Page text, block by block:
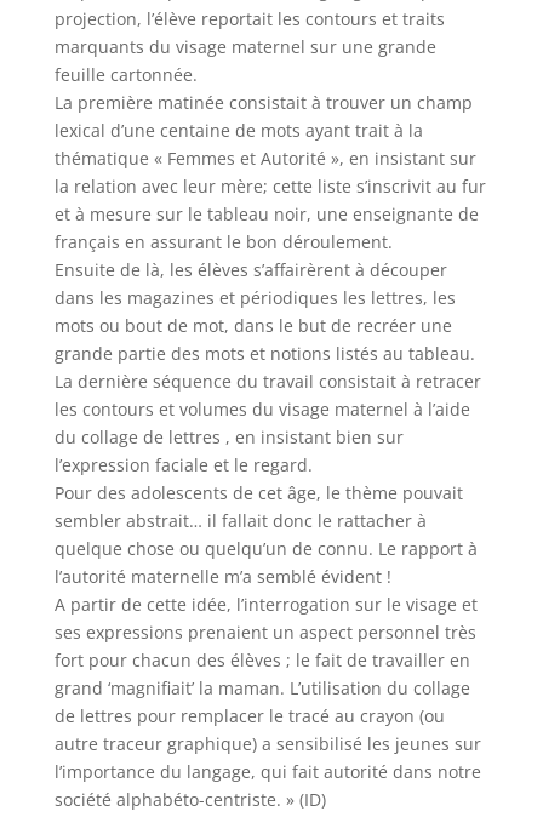
projection, l’élève reportait les contours et traits
marquants du visage maternel sur une grande
feuille cartonnée.
La première matinée consistait à trouver un champ
lexical d’une centaine de mots ayant trait à la
thématique « Femmes et Autorité », en insistant sur
la relation avec leur mère; cette liste s’inscrivit au fur
et à mesure sur le tableau noir, une enseignante de
français en assurant le bon déroulement.
Ensuite de là, les élèves s’affairèrent à découper
dans les magazines et périodiques les lettres, les
mots ou bout de mot, dans le but de recréer une
grande partie des mots et notions listés au tableau.
La dernière séquence du travail consistait à retracer
les contours et volumes du visage maternel à l’aide
du collage de lettres , en insistant bien sur
l’expression faciale et le regard.
Pour des adolescents de cet âge, le thème pouvait
sembler abstrait… il fallait donc le rattacher à
quelque chose ou quelqu’un de connu. Le rapport à
l’autorité maternelle m’a semblé évident !
A partir de cette idée, l’interrogation sur le visage et
ses expressions prenaient un aspect personnel très
fort pour chacun des élèves ; le fait de travailler en
grand ‘magnifiait’ la maman. L’utilisation du collage
de lettres pour remplacer le tracé au crayon (ou
autre traceur graphique) a sensibilisé les jeunes sur
l’importance du langage, qui fait autorité dans notre
société alphabéto-centriste. » (ID)